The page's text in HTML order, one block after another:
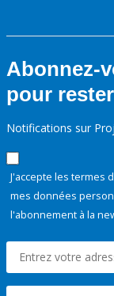
Abonnez-
pour
Notifications sur
J'accepte les termes
mes données
l'abonnement à la